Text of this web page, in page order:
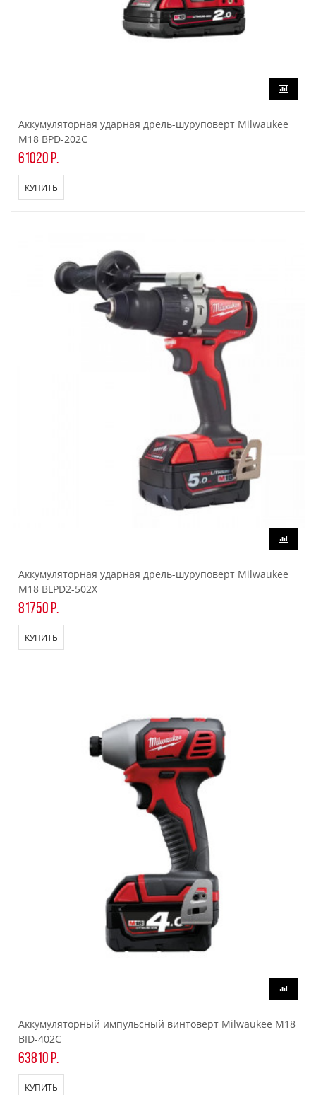
Аккумуляторная ударная дрель-шуруповерт Milwaukee
M18 BPD-202C
61020 р.
КУПИТЬ
Аккумуляторная ударная дрель-шуруповерт Milwaukee
M18 BLPD2-502X
81750 р.
КУПИТЬ
Аккумуляторный импульсный винтоверт Milwaukee M18
BID-402C
63810 р.
КУПИТЬ